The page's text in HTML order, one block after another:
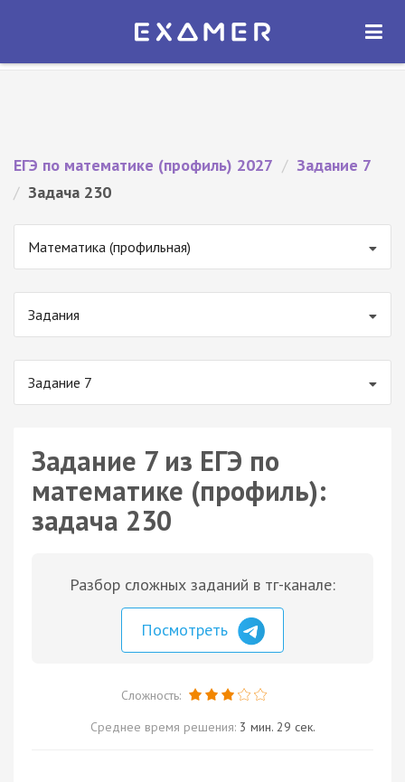
Экзамер — ЕГЭ 2027
ОТКРЫТЬ
ЕГЭ по математике (профиль) 2027 / Задание 7
/ Задача 230
Математика (профильная)
Задания
Задание 7
Задание 7 из ЕГЭ по
математике (профиль):
задача 230
Разбор сложных заданий в тг-канале:
Посмотреть
Сложность:
Среднее время решения: 3 мин. 29 сек.